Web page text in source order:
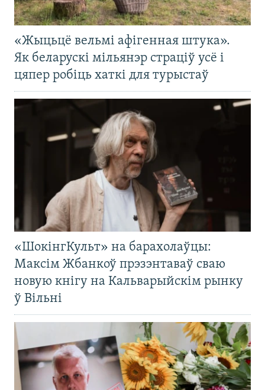
«Жыцьцё вельмі афігенная штука».
Як беларускі мільянэр страціў усё і
цяпер робіць хаткі для турыстаў
«ШокінгКульт» на барахолаўцы:
Максім Жбанкоў прэзэнтаваў сваю
новую кнігу на Кальварыйскім рынку
ў Вільні